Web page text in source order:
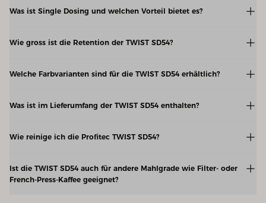
Was ist Single Dosing und welchen Vorteil bietet es?
Wie gross ist die Retention der TWIST SD54?
Welche Farbvarianten sind für die TWIST SD54 erhältlich?
Was ist im Lieferumfang der TWIST SD54 enthalten?
Wie reinige ich die Profitec TWIST SD54?
Ist die TWIST SD54 auch für andere Mahlgrade wie Filter- oder
French-Press-Kaffee geeignet?